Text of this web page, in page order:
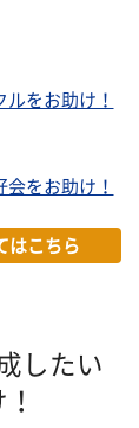
をお助け！
をお助け！
はこちら
したい